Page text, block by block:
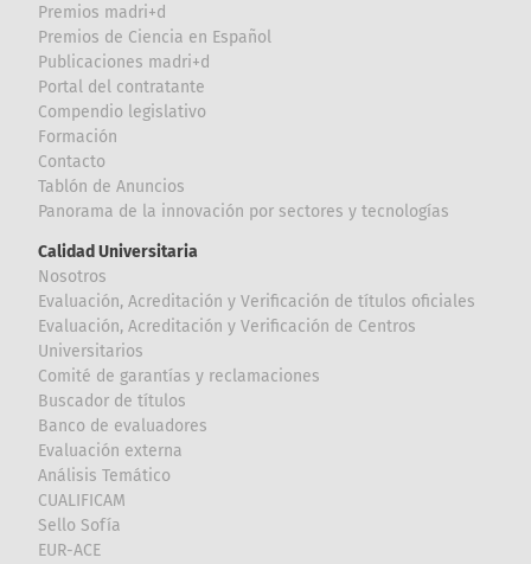
Premios madri+d
Premios de Ciencia en Español
Publicaciones madri+d
Portal del contratante
Compendio legislativo
Formación
Contacto
Tablón de Anuncios
Panorama de la innovación por sectores y tecnologías
Calidad Universitaria
Nosotros
Evaluación, Acreditación y Verificación de títulos oficiales
Evaluación, Acreditación y Verificación de Centros
Universitarios
Comité de garantías y reclamaciones
Buscador de títulos
Banco de evaluadores
Evaluación externa
Análisis Temático
CUALIFICAM
Sello Sofía
EUR-ACE